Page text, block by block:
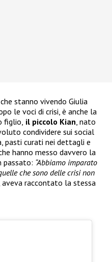
stanno vivendo Giulia
le voci di crisi, è anche la
figlio, il piccolo Kian , nato
condividere sui social
pasti curati nei dettagli e
hanno messo davvero la
passato: “Abbiamo imparato
che sono delle crisi non
aveva raccontato la stessa